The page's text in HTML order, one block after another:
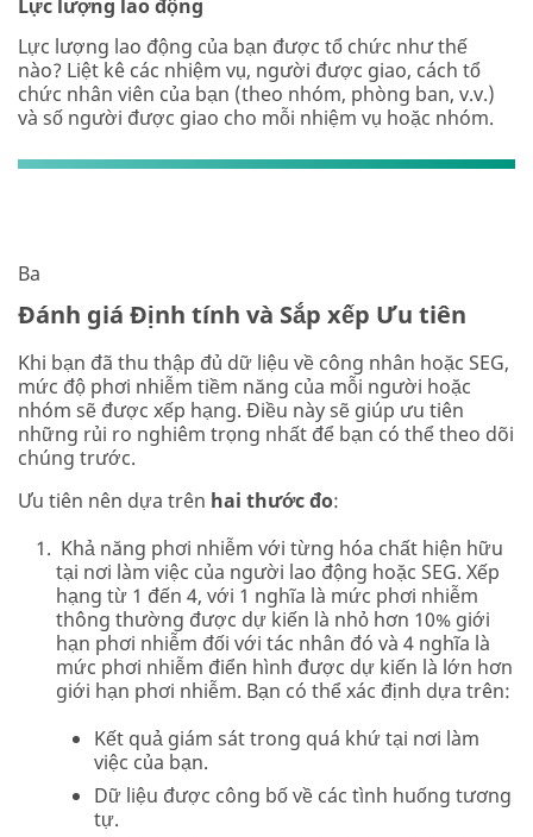
Lực lượng lao động
Lực lượng lao động của bạn được tổ chức như thế
nào? Liệt kê các nhiệm vụ, người được giao, cách tổ
chức nhân viên của bạn (theo nhóm, phòng ban, v.v.)
và số người được giao cho mỗi nhiệm vụ hoặc nhóm.
Ba
Đánh giá Định tính và Sắp xếp Ưu tiên
Khi bạn đã thu thập đủ dữ liệu về công nhân hoặc SEG,
mức độ phơi nhiễm tiềm năng của mỗi người hoặc
nhóm sẽ được xếp hạng. Điều này sẽ giúp ưu tiên
những rủi ro nghiêm trọng nhất để bạn có thể theo dõi
chúng trước.
Ưu tiên nên dựa trên hai thước đo:
Khả năng phơi nhiễm với từng hóa chất hiện hữu
tại nơi làm việc của người lao động hoặc SEG. Xếp
hạng từ 1 đến 4, với 1 nghĩa là mức phơi nhiễm
thông thường được dự kiến là nhỏ hơn 10% giới
hạn phơi nhiễm đối với tác nhân đó và 4 nghĩa là
mức phơi nhiễm điển hình được dự kiến là lớn hơn
giới hạn phơi nhiễm. Bạn có thể xác định dựa trên:
Kết quả giám sát trong quá khứ tại nơi làm
việc của bạn.
Dữ liệu được công bố về các tình huống tương
tự.